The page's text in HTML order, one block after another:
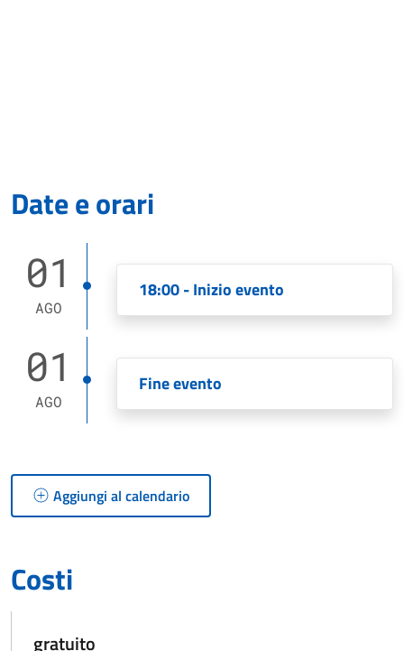
Date e orari
01
AGO
18:00 - Inizio evento
01
AGO
Fine evento
Aggiungi al calendario
Costi
gratuito